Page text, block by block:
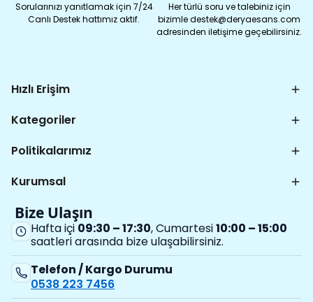
Sorularınızı yanıtlamak için 7/24
Canlı Destek hattımız aktif.
Her türlü soru ve talebiniz için
bizimle destek@deryaesans.com
adresinden iletişime geçebilirsiniz.
Hızlı Erişim
Kategoriler
Politikalarımız
Kurumsal
Bize Ulaşın
Hafta içi 09:30 – 17:30, Cumartesi10:00 – 15:00
saatleri arasında bize ulaşabilirsiniz.
Telefon / Kargo Durumu
0538 223 7456